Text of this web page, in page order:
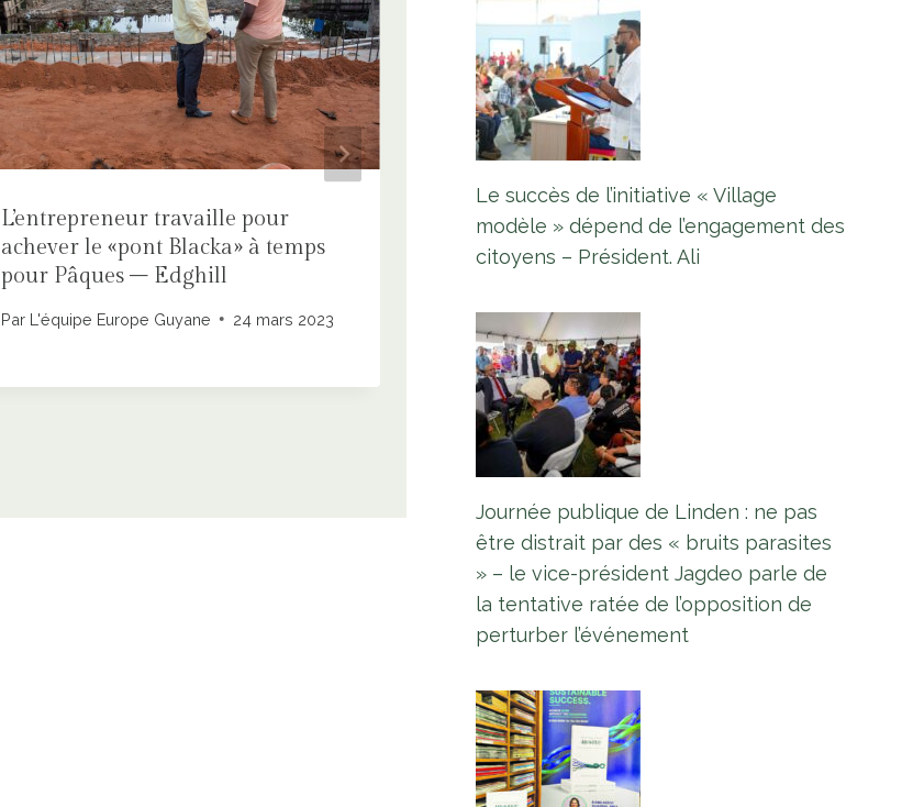
L’entrepreneur travaille pour
achever le «pont Blacka» à temps
pour Pâques – Edghill
Par L'équipe Europe Guyane 24 mars 2023
Les îles Turques et Caïques lèvent
toutes les conditions d’entrée
COVID-19
L'équipe Europe Guyane
Le succès de l’initiative « Village
modèle » dépend de l’engagement des
citoyens – Président. Ali
Journée publique de Linden : ne pas
être distrait par des « bruits parasites
» – le vice-président Jagdeo parle de
la tentative ratée de l’opposition de
perturber l’événement